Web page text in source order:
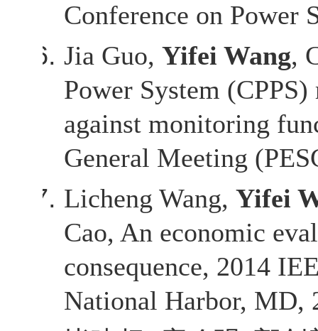
Conference on Power
Jia Guo, Yifei Wang,
Power System
against monitoring
General Meeting
Licheng Wang, Yifei
Cao, An economic
consequence, 2014
National Harbor, MD,